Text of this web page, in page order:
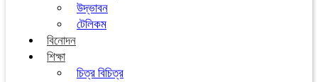
উদ্ভাবন
টেলিকম
বিনোদন
শিক্ষা
চিত্র বিচিত্র